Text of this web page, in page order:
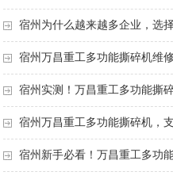
宿州为什么越来越多企业，选
宿州万昌重工多功能撕碎机维
宿州实测！万昌重工多功能撕
宿州万昌重工多功能撕碎机，
宿州新手必看！万昌重工多功